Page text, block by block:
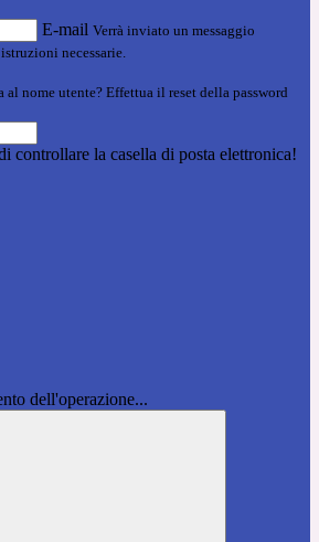
E-mail Verrà inviato un messaggio
necessarie.
al nome utente? Effettua il reset della password
controllare la casella di posta elettronica!
dell'operazione...